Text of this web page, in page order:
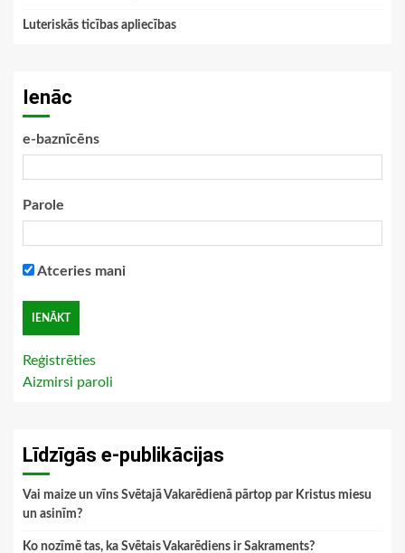
Luteriskās ticības apliecības
Ienāc
e-baznīcēns
Parole
Atceries mani
Reģistrēties
Aizmirsi paroli
Līdzīgās e-publikācijas
Vai maize un vīns Svētajā Vakarēdienā pārtop par Kristus miesu
un asinīm?
Ko nozīmē tas, ka Svētais Vakarēdiens ir Sakraments?